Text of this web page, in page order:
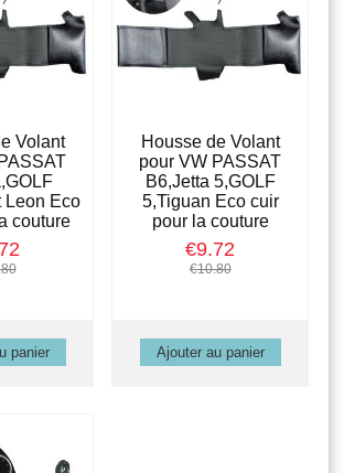
Volant
Leon Eco
couture
Housse de Volant
pour VW PASSAT
B6,Jetta 5,GOLF
5,Tiguan Eco cuir
pour la couture
€9.72
€10.80